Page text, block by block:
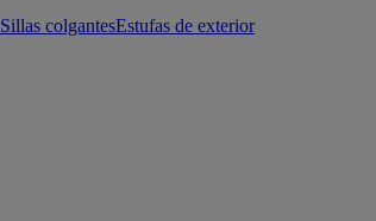
Sillas colgantesEstufas de exterior